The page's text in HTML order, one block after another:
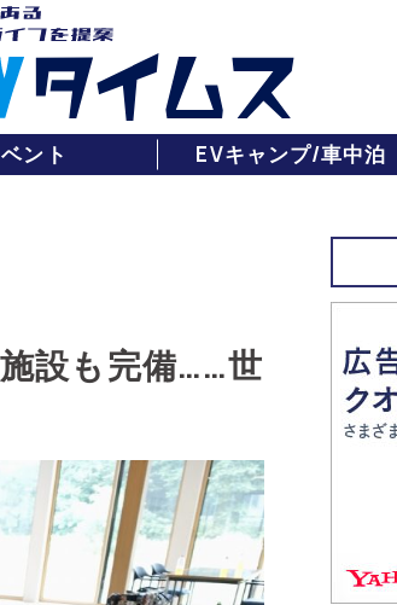
ント EVキャンプ/車中泊
設も完備……世